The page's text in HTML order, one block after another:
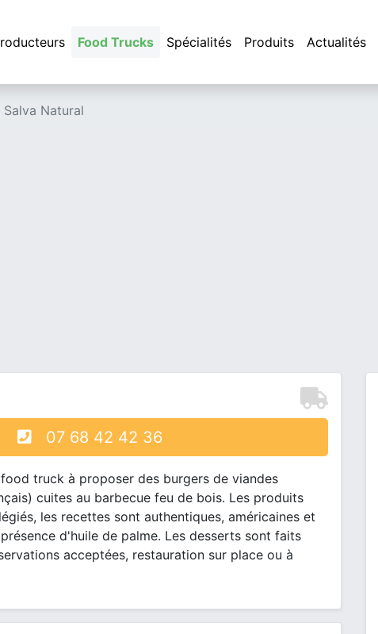
Food Trucks Spécialités Produits Actualités
Salva Natural
07 68 42 42 36
truck à proposer des burgers de viandes
cuites au barbecue feu de bois. Les produits
les recettes sont authentiques, américaines et
d'huile de palme. Les desserts sont faits
acceptées, restauration sur place ou à